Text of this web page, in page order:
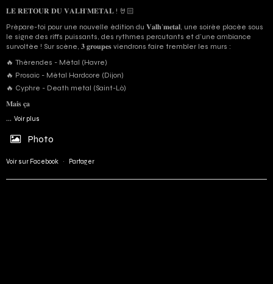
𝐋𝐄 𝐑𝐄𝐓𝐎𝐔𝐑 𝐃𝐔 𝐕𝐀𝐋𝐇’𝐌𝐄𝐓𝐀𝐋 ! 🤘🏻
Prépare-toi pour une nouvelle édition du 𝐕𝐚𝐥𝐡’𝐦𝐞𝐭𝐚𝐥, une soirée placée sous
le signe des riffs puissants, des rythmes percutants et d'une ambiance
survoltée ! Sur scène, 𝟑 𝐠𝐫𝐨𝐮𝐩𝐞𝐬 viendrons faire trembler les murs :
🔥 Thérendes - Métal (Havre)
🔥 Prosaic - Métal Hardcore (Dijon)
🔥 Cyphre - Death metal (Saint-Lô)
𝐌𝐚𝐢𝐬 𝐜̧𝐚
... Voir plus
Photo
Voir sur Facebook · Partager